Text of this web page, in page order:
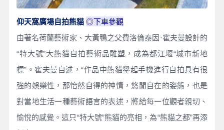
仰天窩廣場自拍熊貓 ◎下車參觀
由著名荷蘭藝術家、大黃鴨之父費洛倫泰因·霍夫曼設計的
“特大號”大熊貓自拍藝術品雕塑，成為都江堰“城市新地
標”。霍夫曼自述，“作品中熊貓舉起手機進行自拍具有很
強的娛樂性，那怡然自得的神情，悠閒自在的姿態，也是
對當地生活一種藝術語言的表述，將給每一位觀者親切、
愉悅的感覺。這只“特大號”熊貓的亮相，為“熊貓之都”再添